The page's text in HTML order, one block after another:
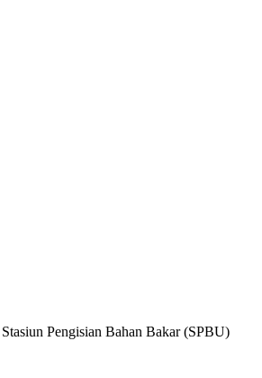
Pengisian Bahan Bakar (SPBU)